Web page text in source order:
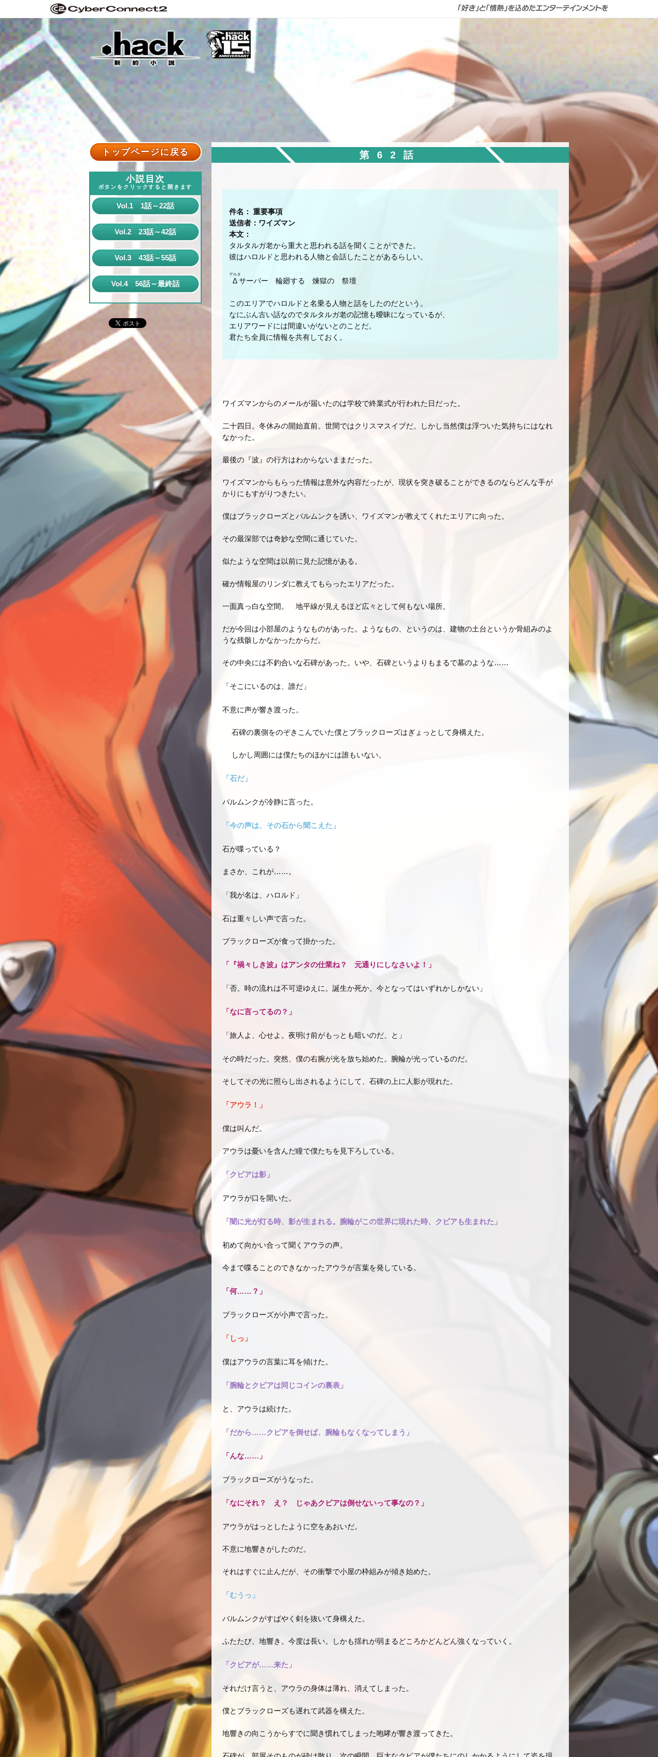
トップページに戻る
小説目次
ボタンをクリックすると開きます
Vol.1 1話～22話
第1話
第3話
第4話
第6話
第7話
第8話
第10話
第12話
第14話
第15話
第16話
第17話
第18話
第19話
第20話
第21話
第22話
Vol.2 23話～42話
第23話
第25話
第27話
第28話
第29話
第33話
第34話
第35話
第36話
第37話
第38話
第39話
第40話
第41話
第42話
Vol.3 43話～55話
第43話
第46話
第47話
第51話
第53話
第54話
第55話
Vol.4 56話～最終話
第56話
第57話
第58話
第59話
第61話
第63話
第65話
第66話
第67話
第68話 NEW
第69話
第62話
件名： 重要事項
送信者：ワイズマン
本文：
タルタルガ老から重大と思われる話を聞くことができた。
彼はハロルドと思われる人物と会話したことがあるらしい。
Δ
デルタ
サーバー 輪廻する 煉獄の 祭壇
このエリアでハロルドと名乗る人物と話をしたのだという。
なにぶん古い話なのでタルタルガ老の記憶も曖昧になっているが、
エリアワードには間違いがないとのことだ。
君たち全員に情報を共有しておく。
ワイズマンからのメールが届いたのは学校で終業式が行われた日だった。
二十四日。冬休みの開始直前。世間ではクリスマスイブだ。しかし当然僕は浮ついた気持ちにはなれ
なかった。
最後の『波』の行方はわからないままだった。
ワイズマンからもらった情報は意外な内容だったが、現状を突き破ることができるのならどんな手が
かりにもすがりつきたい。
僕はブラックローズとバルムンクを誘い、ワイズマンが教えてくれたエリアに向った。
その最深部では奇妙な空間に通じていた。
似たような空間は以前に見た記憶がある。
確か情報屋のリンダに教えてもらったエリアだった。
一面真っ白な空間。 地平線が見えるほど広々として何もない場所。
だが今回は小部屋のようなものがあった。ようなもの、というのは、建物の土台というか骨組みのよ
うな残骸しかなかったからだ。
その中央には不釣合いな石碑があった。いや、石碑というよりもまるで墓のような……
「そこにいるのは、誰だ」
不意に声が響き渡った。
石碑の裏側をのぞきこんでいた僕とブラックローズはぎょっとして身構えた。
しかし周囲には僕たちのほかには誰もいない。
「石だ」
バルムンクが冷静に言った。
「今の声は、その石から聞こえた」
石が喋っている？
まさか、これが……。
「我が名は、ハロルド」
石は重々しい声で言った。
ブラックローズが食って掛かった。
「『禍々しき波』はアンタの仕業ね？ 元通りにしなさいよ！」
「否。時の流れは不可逆ゆえに。誕生か死か。今となってはいずれかしかない」
「なに言ってるの？」
「旅人よ、心せよ。夜明け前がもっとも暗いのだ、と」
その時だった。突然、僕の右腕が光を放ち始めた。腕輪が光っているのだ。
そしてその光に照らし出されるようにして、石碑の上に人影が現れた。
「アウラ！」
僕は叫んだ。
アウラは憂いを含んだ瞳で僕たちを見下ろしている。
「クビアは影」
アウラが口を開いた。
「闇に光が灯る時、影が生まれる。腕輪がこの世界に現れた時、クビアも生まれた」
初めて向かい合って聞くアウラの声。
今まで喋ることのできなかったアウラが言葉を発している。
「何……？」
ブラックローズが小声で言った。
「しっ」
僕はアウラの言葉に耳を傾けた。
「腕輪とクビアは同じコインの裏表」
と、アウラは続けた。
「だから……クビアを倒せば、腕輪もなくなってしまう」
「んな……」
ブラックローズがうなった。
「なにそれ？ え？ じゃあクビアは倒せないって事なの？」
アウラがはっとしたように空をあおいだ。
不意に地響きがしたのだ。
それはすぐに止んだが、その衝撃で小屋の枠組みが傾き始めた。
「むうっ」
バルムンクがすばやく剣を抜いて身構えた。
ふたたび、地響き。今度は長い。しかも揺れが弱まるどころかどんどん強くなっていく。
「クビアが……来た」
それだけ言うと、アウラの身体は薄れ、消えてしまった。
僕とブラックローズも遅れて武器を構えた。
地響きの向こうからすでに聞き慣れてしまった咆哮が響き渡ってきた。